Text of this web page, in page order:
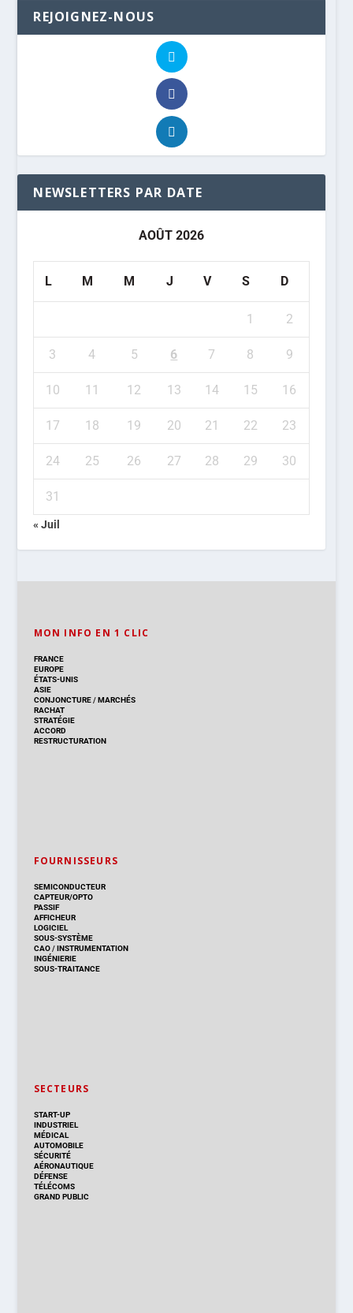
REJOIGNEZ-NOUS
NEWSLETTERS PAR DATE
AOÛT 2026
L M M J V S D
1 2
3 4 5 6 7 8 9
10 11 12 13 14 15 16
17 18 19 20 21 22 23
24 25 26 27 28 29 30
31
« Juil
MON INFO EN 1 CLIC
FRANCE
EUROPE
ÉTATS-UNIS
ASIE
CONJONCTURE/MARCHÉS
RACHAT
STRATÉGIE
ACCORD
RESTRUCTURATION
FOURNISSEURS
SEMICONDUCTEUR
CAPTEUR/OPTO
PASSIF
AFFICHEUR
LOGICIEL
SOUS-SYSTÈME
CAO/INSTRUMENTATION
INGÉNIERIE
SOUS-TRAITANCE
SECTEURS
START-UP
INDUSTRIEL
MÉDICAL
AUTOMOBILE
SÉCURITÉ
AÉRONAUTIQUE
DÉFENSE
TÉLÉCOMS
GRAND PUBLIC